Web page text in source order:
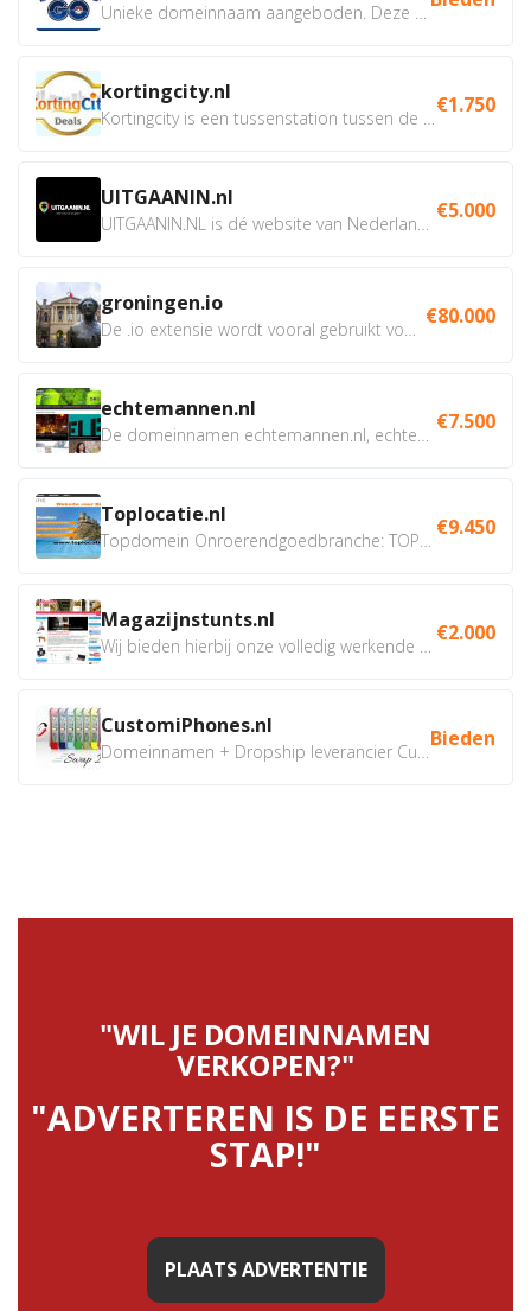
kortingcity.nl €1.750
UITGAANIN.nl €5.000
groningen.io €80.000
echtemannen.nl €7.500
Toplocatie.nl €9.450
Magazijnstunts.nl €2.000
CustomiPhones.nl Bieden
"WIL JE DOMEINNAMEN
VERKOPEN?"
"ADVERTEREN IS DE EERSTE
STAP!"
PLAATS ADVERTENTIE